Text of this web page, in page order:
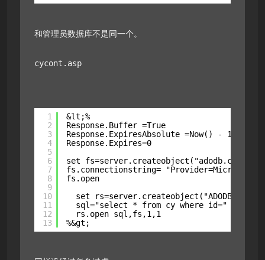
和管理员数据库不是同一个。
cycont.asp
1
2
3
4
5
6
7
8
9
10
11
12
13
&lt;%
Response.Buffer =True
Response.ExpiresAbsolute =Now() - 1
Response.Expires=0
set
fs.connectionstring=
fs.open
set
sql="select * from cy where id="
rs.open sql,fs,1,1
%&gt;